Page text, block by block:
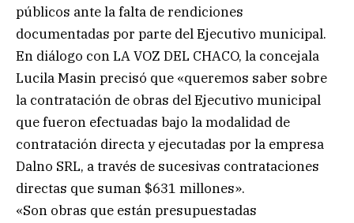
públicos ante la falta de rendiciones
documentadas por parte del Ejecutivo municipal.
En diálogo con LA VOZ DEL CHACO, la concejala
Lucila Masin precisó que «queremos saber sobre
la contratación de obras del Ejecutivo municipal
que fueron efectuadas bajo la modalidad de
contratación directa y ejecutadas por la empresa
Dalno SRL, a través de sucesivas contrataciones
directas que suman $631 millones».
«Son obras que están presupuestadas